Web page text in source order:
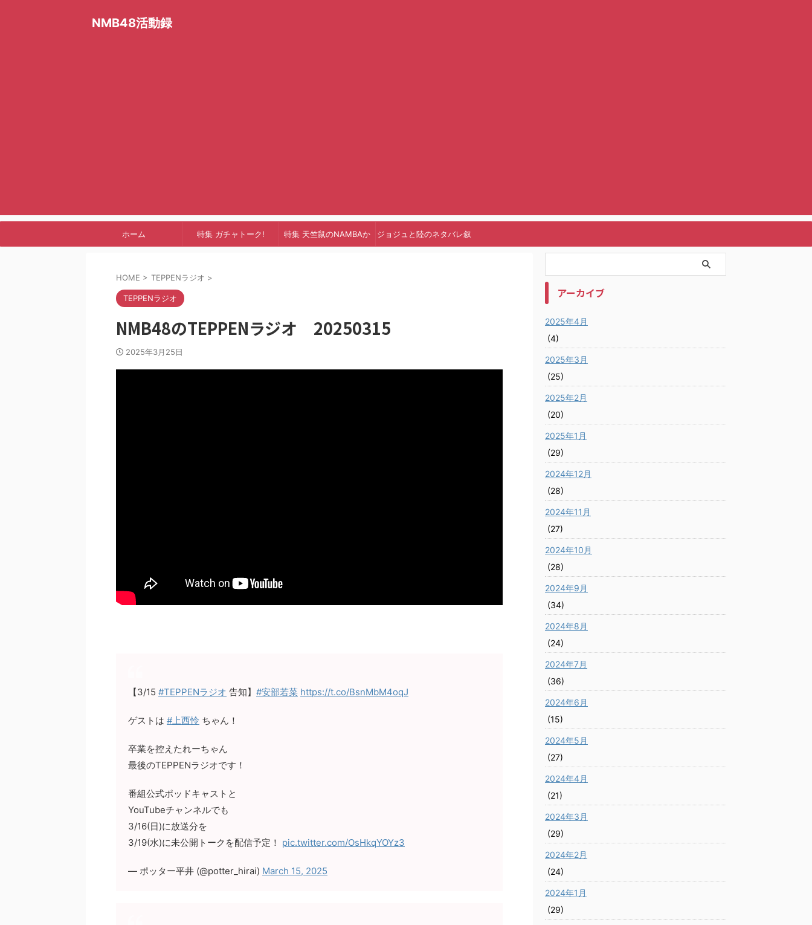
NMB48活動録
ホーム 特集 ガチャトーク! 特集 天竺鼠のNAMBAか ジョジュと陸のネタバレ叙
HOME > TEPPENラジオ >
TEPPENラジオ
NMB48のTEPPENラジオ 20250315
2025年3月25日
【3/15 #TEPPENラジオ 告知】 #安部若菜 https://t.co/BsnMbM4oqJ
ゲストは #上西怜 ちゃん！
卒業を控えたれーちゃん
最後のTEPPENラジオです！
番組公式ポッドキャストと
YouTubeチャンネルでも
3/16(日)に放送分を
3/19(水)に未公開トークを配信予定！ pic.twitter.com/OsHkqYOYz3
— ポッター平井 (@potter_hirai) March 15, 2025
アーカイブ
2025年4月
(4)
2025年3月
(25)
2025年2月
(20)
2025年1月
(29)
2024年12月
(28)
2024年11月
(27)
2024年10月
(28)
2024年9月
(34)
2024年8月
(24)
2024年7月
(36)
2024年6月
(15)
2024年5月
(27)
2024年4月
(21)
2024年3月
(29)
2024年2月
(24)
2024年1月
(29)